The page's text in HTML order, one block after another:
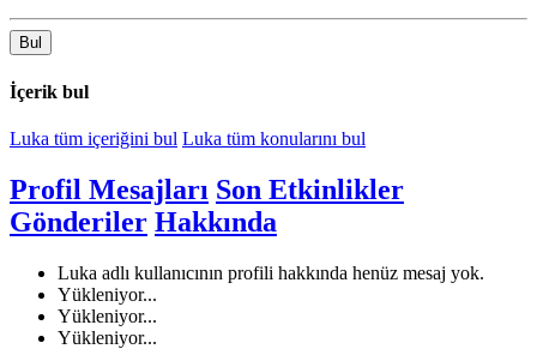
Bul
İçerik bul
Luka tüm içeriğini bul Luka tüm konularını bul
Profil Mesajları Son Etkinlikler
Gönderiler Hakkında
Luka adlı kullanıcının profili hakkında henüz mesaj yok.
Yükleniyor...
Yükleniyor...
Yükleniyor...